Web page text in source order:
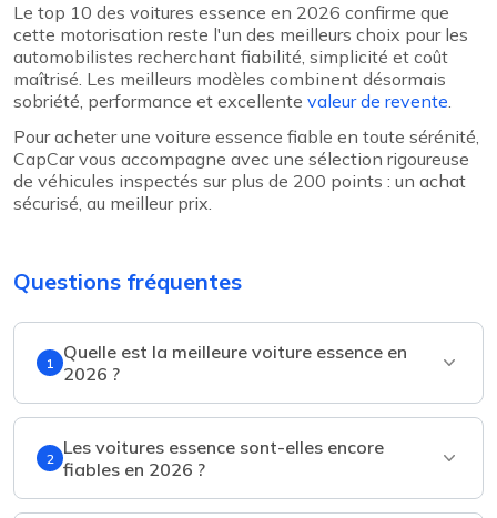
Le top 10 des voitures essence en 2026 confirme que
cette motorisation reste l'un des meilleurs choix pour les
automobilistes recherchant fiabilité, simplicité et coût
maîtrisé. Les meilleurs modèles combinent désormais
sobriété, performance et excellente valeur de revente.
Pour acheter une voiture essence fiable en toute sérénité,
CapCar vous accompagne avec une sélection rigoureuse
de véhicules inspectés sur plus de 200 points : un achat
sécurisé, au meilleur prix.
Questions fréquentes
1
Quelle est la meilleure voiture essence en
2026 ?
2
Les voitures essence sont-elles encore
fiables en 2026 ?